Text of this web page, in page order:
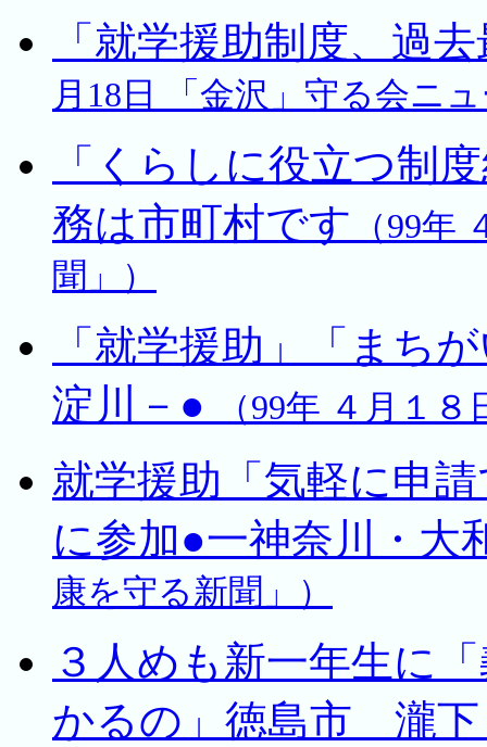
「就学援助制度、過
月18日 「金沢」守る会ニ
「くらしに役立つ制
務は市町村です （99年
聞」）
「就学援助」「まち
淀川－●
（99年 ４月１
就学援助「気軽に申
に参加●一神奈川・大
康を守る新聞」）
３人めも新一年生に
かるの」徳島市 瀧